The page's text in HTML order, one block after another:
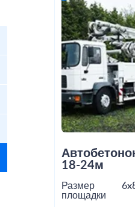
18-24м
Размер
площадки